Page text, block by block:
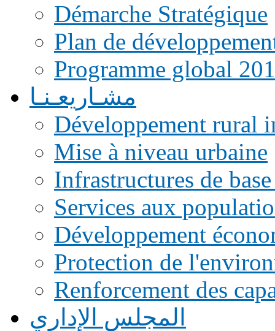
Démarche Stratégique
Plan de
Programme global
مشـاريعـنـا
Développement rural
Mise à niveau urbaine
Infrastructures de
Services aux
Développement
Protection de
Renforcement des
المجلس الإداري